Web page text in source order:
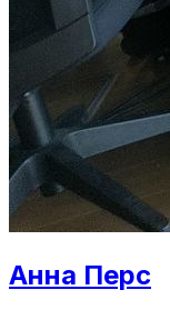
Анна Перс